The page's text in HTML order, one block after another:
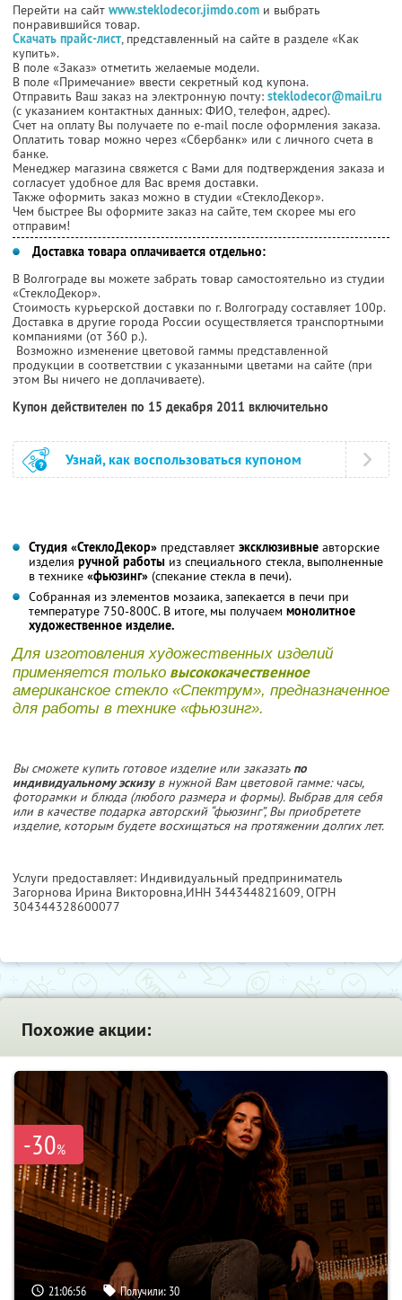
Перейти на сайт www.steklodecor.jimdo.com и выбрать
понравившийся товар.
Скачать прайс-лист, представленный на сайте в разделе «Как
купить».
В поле «Заказ» отметить желаемые модели.
В поле «Примечание» ввести секретный код купона.
Отправить Ваш заказ на электронную почту: steklodecor@mail.ru
(с указанием контактных данных: ФИО, телефон, адрес).
Счет на оплату Вы получаете по e-mail после оформления заказа.
Оплатить товар можно через «Сбербанк» или с личного счета в
банке.
Менеджер магазина свяжется с Вами для подтверждения заказа и
согласует удобное для Вас время доставки.
Также оформить заказ можно в студии «СтеклоДекор».
Чем быстрее Вы оформите заказ на сайте, тем скорее мы его
отправим!
Доставка товара оплачивается отдельно:
В Волгограде вы можете забрать товар самостоятельно из студии
«СтеклоДекор».
Стоимость курьерской доставки по г. Волгограду составляет 100р.
Доставка в другие города России осуществляется транспортными
компаниями (от 360 р.).
Возможно изменение цветовой гаммы представленной
продукции в соответствии с указанными цветами на сайте (при
этом Вы ничего не доплачиваете).
Купон действителен по 15 декабря 2011 включительно
Узнай, как воспользоваться купоном
Студия «СтеклоДекор» представляет эксклюзивные авторские
изделия ручной работы из специального стекла, выполненные
в технике «фьюзинг» (спекание стекла в печи).
Собранная из элементов мозаика, запекается в печи при
температуре 750-800С. В итоге, мы получаем монолитное
художественное изделие.
Для изготовления художественных изделий
применяется только высококачественное
американское стекло «Спектрум», предназначенное
для работы в технике «фьюзинг».
Вы сможете купить готовое изделие или заказать по
индивидуальному эскизув нужной Вам цветовой гамме: часы,
фоторамки и блюда (любого размера и формы). Выбрав для себя
или в качестве подарка авторский “фьюзинг”, Вы приобретете
изделие, которым будете восхищаться на протяжении долгих лет.
Услуги предоставляет: Индивидуальный предприниматель
Загорнова Ирина Викторовна,ИНН 344344821609, ОГРН
304344328600077
Похожие акции:
-30%
21:06:55 Получили: 30